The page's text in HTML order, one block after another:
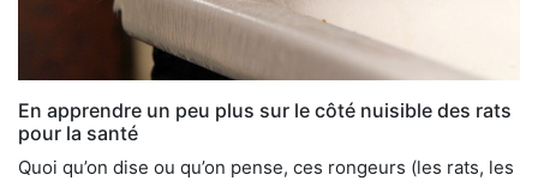
En apprendre un peu plus sur le côté nuisible des rats
pour la santé
Quoi qu’on dise ou qu’on pense, ces rongeurs (les rats, les